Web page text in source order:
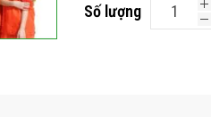
Số lượng